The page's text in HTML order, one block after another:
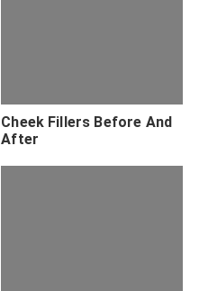
Cheek Fillers Before And
After